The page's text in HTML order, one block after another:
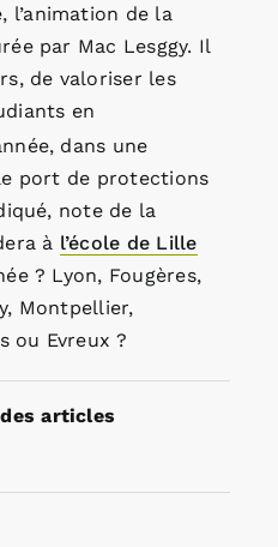
l’animation de la
par Mac Lesggy. Il
de valoriser les
en
dans une
port de protections
note de la
à l’école de Lille
? Lyon, Fougères,
Montpellier,
ou Evreux ?
articles